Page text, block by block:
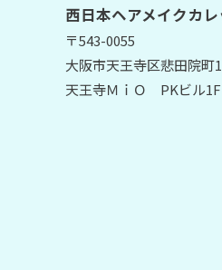
西日本ヘアメイクカ
〒543-0055
大阪市天王寺区悲田院町
天王寺ＭｉＯ PKビル1F